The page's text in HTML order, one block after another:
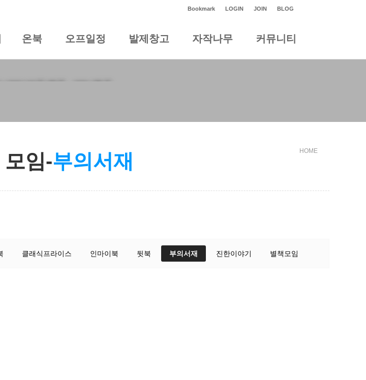
BLOG
JOIN
LOGIN
Bookmark
온북 오프일정 발제창고 자작나무 커뮤니티
임-부의서재 HOME
클래식프라이스 인마이북 뒷북 부의서재 진한이야기 별책모임